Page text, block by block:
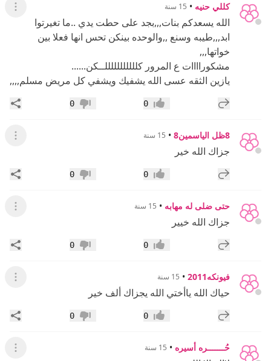
كللي حنيه • 15 سنة عرض
الله يسعدكم بنات,,,بجد على حطت يدي ..ما تغيرتوا
ابد,,,طيبه وسنع ,,والوحده بينكن تحس انها فعلا بين
خواتها,,,
مشكوراااات ع المرور كلللللللللللــكن......
يازين الثقه عسى الله يشفيك ويشفي كل مريض مسلم,,,,
إضافة رد جديد إعجاب0 عدم إعجاب
0
8ظل الياسمين8 • 15 سنة عرض
جزاك الله خير
إضافة رد جديد إعجاب0 عدم إعجاب
0
حتى ضلى له مهابه • 15 سنة عرض
جزاك الله خيير
إضافة رد جديد إعجاب0 عدم إعجاب
0
فيونكه2011 • 15 سنة عرض
حياك الله ياأختي الله يجزاك ألف خير
إضافة رد جديد إعجاب0 عدم إعجاب
0
حُـــــــره أسيره • 15 سنة عرض